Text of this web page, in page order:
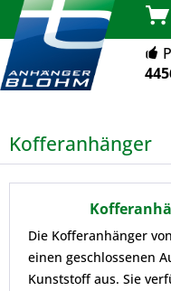
Kofferanhänger
Die Kofferanhänger
einen geschlossenen
Kunststoff aus. Sie